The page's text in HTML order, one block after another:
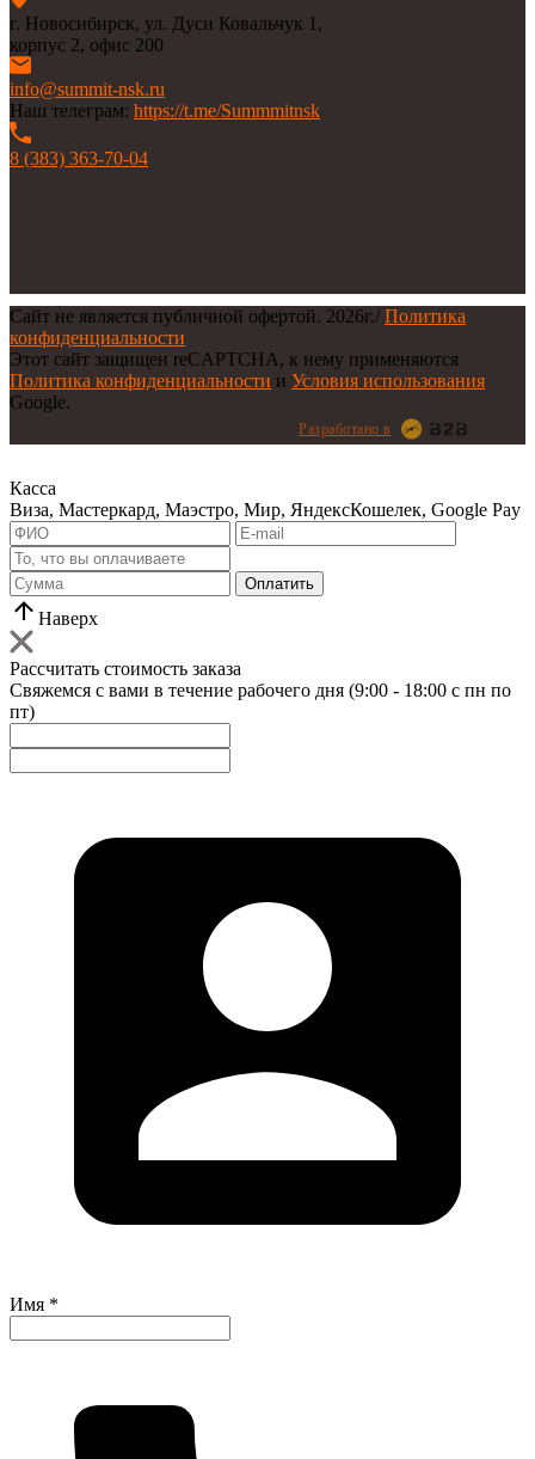
г. Новосибирск, ул. Дуси Ковальчук 1,
корпус 2, офис 200
info@summit-nsk.ru
Наш телеграм: https://t.me/Summmitnsk
8 (383) 363-70-04
Сайт не является публичной офертой. 2026г./ Политика
конфиденциальности
Этот сайт защищен reCAPTCHA, к нему применяются
Политика конфиденциальности и Условия использования
Google.
Разработано в
Касса
Виза, Мастеркард, Маэстро, Мир, ЯндексКошелек, Google Pay
Оплатить
Наверх
Рассчитать стоимость заказа
Свяжемся с вами в течение рабочего дня (9:00 - 18:00 с пн по
пт)
Имя *